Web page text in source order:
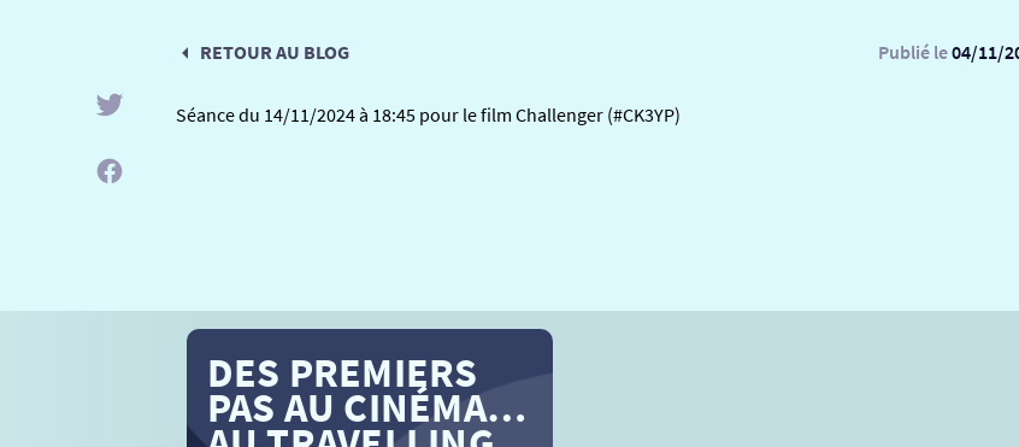
RETOUR AU BLOG Publié le04/11/
Séance du 14/11/2024 à 18:45 pour le film Challenger (#CK3YP)
DES PREMIERS
PAS AU CINÉMA…